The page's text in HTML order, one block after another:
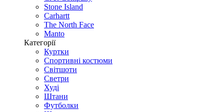
Stone Island
Carhartt
The North Face
Manto
Категорії
Куртки
Спортивні костюми
Світшоти
Светри
Худі
Штани
Футболки